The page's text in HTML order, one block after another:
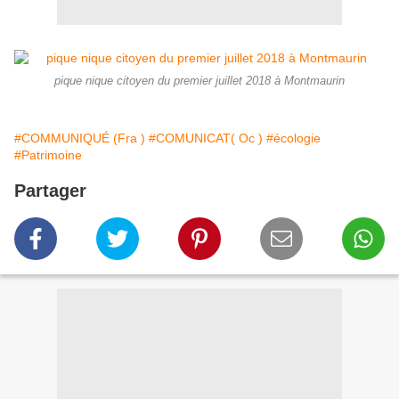
pique nique citoyen du premier juillet 2018 à Montmaurin
#COMMUNIQUÉ (Fra ) #COMUNICAT( Oc ) #écologie
#Patrimoine
Partager